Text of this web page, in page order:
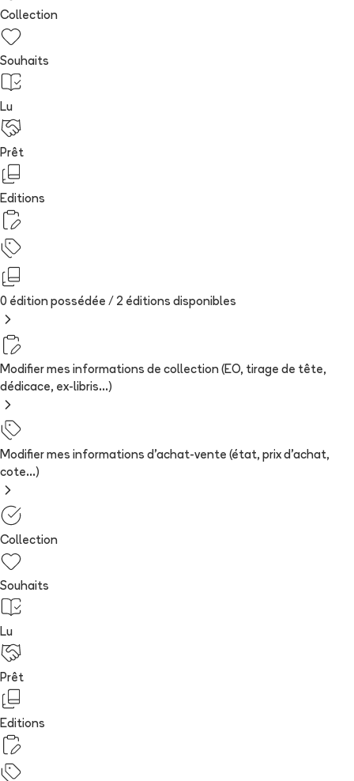
Collection
Souhaits
Lu
Prêt
Editions
0 édition possédée / 2 éditions disponibles
Modifier mes informations de collection (EO, tirage de tête,
dédicace, ex-libris...)
Modifier mes informations d'achat-vente (état, prix d'achat,
cote...)
Collection
Souhaits
Lu
Prêt
Editions